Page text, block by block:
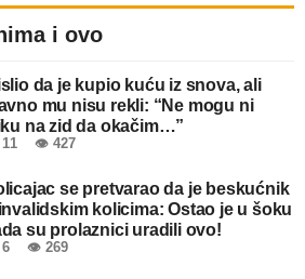
i ovo
da je kupio kuću iz snova, ali
mu nisu rekli: “Ne mogu ni
na zid da okačim…”
11 👁 427
se pretvarao da je beskućnik
kolicima: Ostao je u šoku
su prolaznici uradili ovo!
6 👁 269